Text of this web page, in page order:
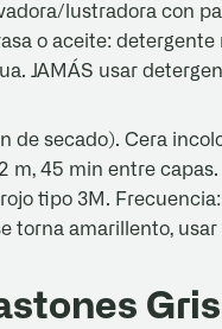
lustradora con
o aceite:
JAMÁS usar
de secado). Cera
45 min entre
tipo 3M.
torna amarillento,